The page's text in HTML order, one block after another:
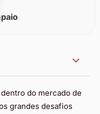
do mercado de
grandes desafios